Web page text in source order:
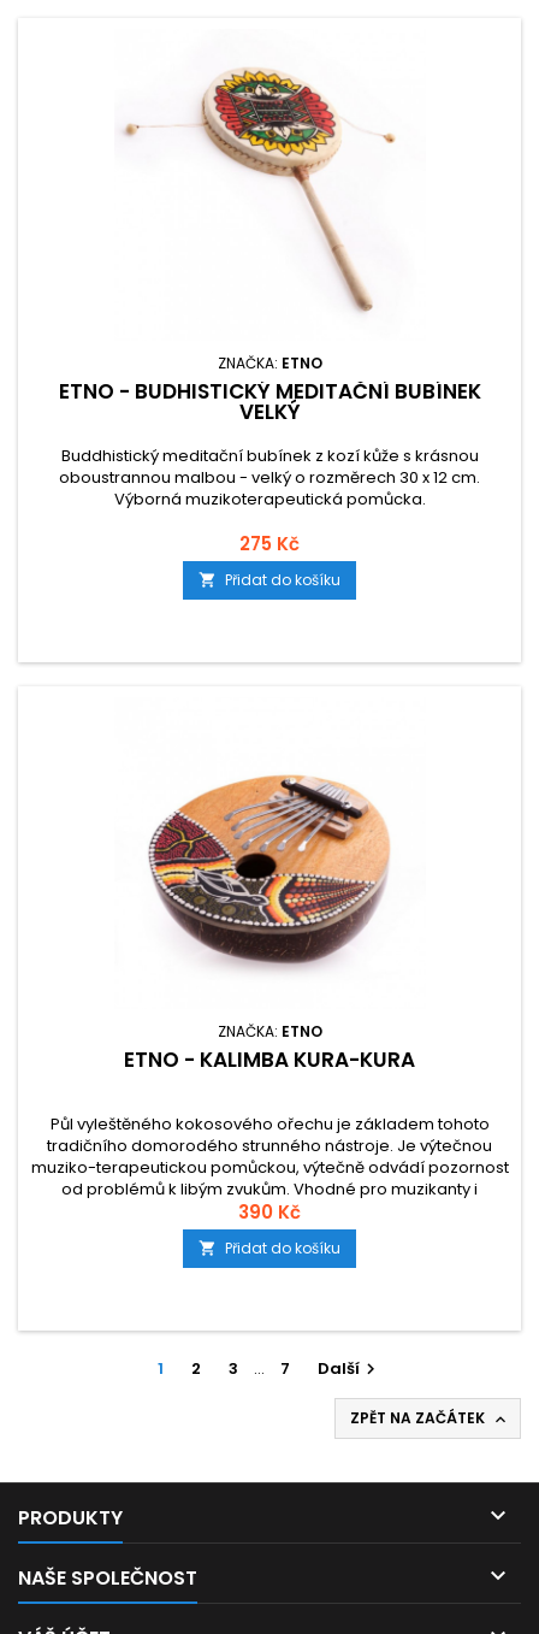
ZNAČKA: ETNO
ETNO - BUDHISTICKÝ MEDITAČNÍ BUBÍNEK
VELKÝ
Buddhistický meditační bubínek z kozí kůže s krásnou
oboustrannou malbou - velký o rozměrech 30 x 12 cm.
Výborná muzikoterapeutická pomůcka.
275 Kč
 Přidat do košíku
ZNAČKA: ETNO
ETNO - KALIMBA KURA-KURA
Půl vyleštěného kokosového ořechu je základem tohoto
tradičního domorodého strunného nástroje. Je výtečnou
muziko-terapeutickou pomůckou, výtečně odvádí pozornost
od problémů k libým zvukům. Vhodné pro muzikanty i
klasické brnkače. Ruční malba tečkováním. Původ:
Indonésie.
390 Kč
 Přidat do košíku
1 2 3 … 7 Další 
ZPĚT NA ZAČÁTEK 
PRODUKTY 
NAŠE SPOLEČNOST 